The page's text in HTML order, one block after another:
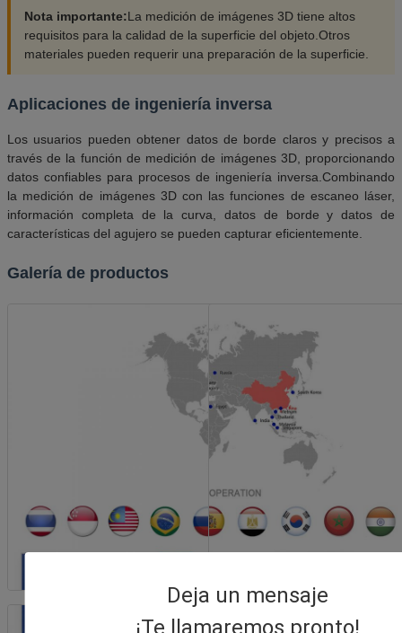
Deja un mensaje
¡Te llamaremos pronto!
Nota importante:La medición de imágenes 3D tiene altos
requisitos para la calidad de la superficie del objeto.Otros
materiales pueden requerir una preparación de la superficie.
Aplicaciones de ingeniería inversa
Los usuarios pueden obtener datos de borde claros y precisos a
través de la función de medición de imágenes 3D, proporcionando
datos confiables para procesos de ingeniería inversa.Combinando
la medición de imágenes 3D con las funciones de escaneo láser,
información completa de la curva, datos de borde y datos de
características del agujero se pueden capturar eficientemente.
Galería de productos